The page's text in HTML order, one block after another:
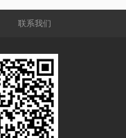
联系我们